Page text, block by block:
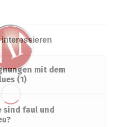
mit dem
(1)
sind faul und